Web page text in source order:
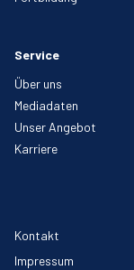
Service
Über uns
Mediadaten
Unser Angebot
Karriere
Kontakt
Impressum